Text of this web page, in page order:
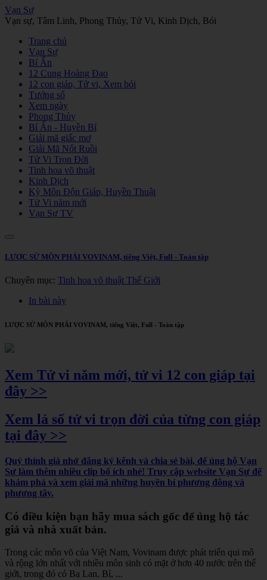
Vạn Sự
Vạn sự, Tâm Linh, Phong Thủy, Tử Vi, Kinh Dịch, Bói
Trang chủ
Vạn Sự
Bí Ẩn
12 Cung Hoàng Đạo
12 con giáp, Tử vi, Xem bói
Tướng số
Xem ngày
Phong Thủy
Bí Ẩn - Huyền Bí
Giải mã giấc mơ
Giải Mã Nốt Ruồi
Tử Vi Trọn Đời
Tinh hoa võ thuật
Kinh Dịch
Kỳ Môn Độn Giáp, Huyền Thuật
Tử Vi năm mới
Vạn Sự TV
LƯỢC SỬ MÔN PHÁI VOVINAM, tiếng Việt, Full - Toàn tập
Chuyên mục: Tinh hoa võ thuật Thế Giới
In bài này
LƯỢC SỬ MÔN PHÁI VOVINAM, tiếng Việt, Full - Toàn tập
Xem Tử vi năm mới, tử vi 12 con giáp tại
đây >>
Xem lá số tử vi trọn đời của từng con giáp
tại đây >>
Quý thính giả nhớ đăng ký kênh và chia sẻ bài, để ủng hộ Vạn
Sự làm thêm nhiều clip bổ ích nhé! Truy cập website Vạn Sự để
khám phá và xem giải mã những huyền bí phương đông và
phương tây.
Có điều kiện bạn hãy mua sách gốc để ủng hộ tác
giả và nhà xuất bản.
Trong các môn võ của Việt Nam, Vovinam được phát triển qui mô
và rộng lớn nhất với nhiều môn sinh có mặt ở hơn 40 nước trên thế
giới, trong đó có Ba Lan, Bỉ, ...